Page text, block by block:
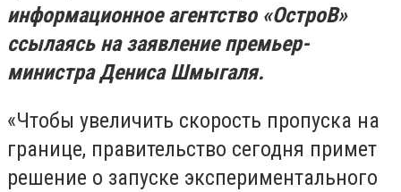
информационное агентство «ОстроВ»
ссылаясь на заявление премьер-
министра Дениса Шмыгаля.
«Чтобы увеличить скорость пропуска на
границе, правительство сегодня примет
решение о запуске экспериментального